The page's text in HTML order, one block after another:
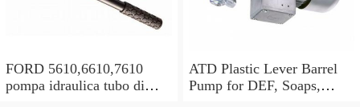
FORD 5610,6610,7610
pompa idraulica tubo di
ATD Plastic Lever Barrel
Pump for DEF, Soaps,